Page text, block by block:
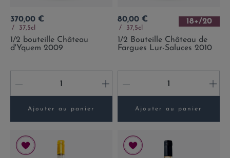
Prix
370,00 €
37,5cl
1/2 bouteille Château
d'Yquem 2009
- +
Ajouter au panier
Prix
80,00 €
37,5cl
18+/20
1/2 Bouteille Château de
Fargues Lur-Saluces 2010
- +
Ajouter au panier